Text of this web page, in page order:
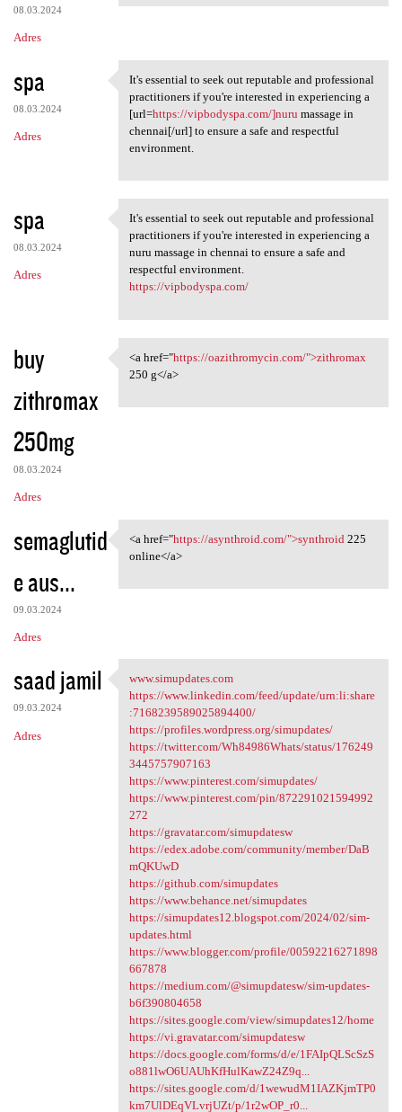
08.03.2024
Adres
spa
08.03.2024
Adres
It's essential to seek out
It's essential to seek out reputable and professional
practitioners if you're interested in experiencing a
[url=https://vipbodyspa.com/]nuru massage in
chennai[/url] to ensure a safe and respectful
environment.
spa
08.03.2024
Adres
It's essential to seek out
It's essential to seek out reputable and professional
practitioners if you're interested in experiencing a
nuru massage in chennai to ensure a safe and
respectful environment.
https://vipbodyspa.com/
buy
zithromax
250mg
08.03.2024
Adres
<a href="https:/
<a href="https://oazithromycin.com/">zithromax
250 g</a>
semaglutid
e aus...
09.03.2024
Adres
<a href="https://asynthroid
<a href="https://asynthroid.com/">synthroid 225
online</a>
saad jamil
09.03.2024
Adres
www.simupdates.com
www.simupdates.com
https://www.linkedin.com/feed/update/urn:li:share
:7168239589025894400/
https://profiles.wordpress.org/simupdates/
https://twitter.com/Wh84986Whats/status/176249
3445757907163
https://www.pinterest.com/simupdates/
https://www.pinterest.com/pin/872291021594992
272
https://gravatar.com/simupdatesw
https://edex.adobe.com/community/member/DaB
mQKUwD
https://github.com/simupdates
https://www.behance.net/simupdates
https://simupdates12.blogspot.com/2024/02/sim-
updates.html
https://www.blogger.com/profile/00592216271898
667878
https://medium.com/@simupdatesw/sim-updates-
b6f390804658
https://sites.google.com/view/simupdates12/home
https://vi.gravatar.com/simupdatesw
https://docs.google.com/forms/d/e/1FAIpQLScSzS
o881lwO6UAUhKfHulKawZ24Z9q...
https://sites.google.com/d/1wewudM1IAZKjmTP0
km7UlDEqVLvrjUZt/p/1r2wOP_r0...